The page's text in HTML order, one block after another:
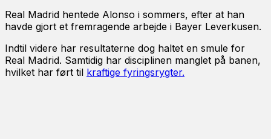
Real Madrid hentede Alonso i sommers, efter at han
havde gjort et fremragende arbejde i Bayer Leverkusen.
Indtil videre har resultaterne dog haltet en smule for
Real Madrid. Samtidig har disciplinen manglet på banen,
hvilket har ført til kraftige fyringsrygter.